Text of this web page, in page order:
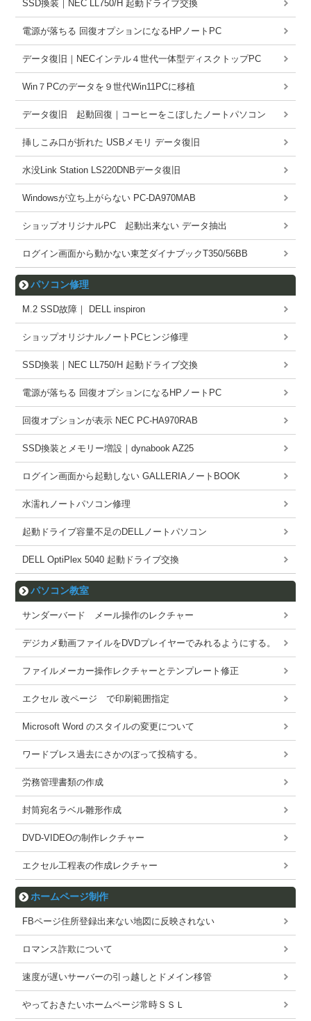
SSD換装｜NEC LL750/H 起動ドライブ交換
電源が落ちる 回復オプションになるHPノートPC
データ復旧｜NECインテル４世代一体型ディスクトップPC
Win７PCのデータを９世代Win11PCに移植
データ復旧 起動回復｜コーヒーをこぼしたノートパソコン
挿しこみ口が折れた USBメモリ データ復旧
水没Link Station LS220DNBデータ復旧
Windowsが立ち上がらない PC-DA970MAB
ショップオリジナルPC 起動出来ない データ抽出
ログイン画面から動かない東芝ダイナブックT350/56BB
パソコン修理
M.2 SSD故障｜ DELL inspiron
ショップオリジナルノートPCヒンジ修理
SSD換装｜NEC LL750/H 起動ドライブ交換
電源が落ちる 回復オプションになるHPノートPC
回復オプションが表示 NEC PC-HA970RAB
SSD換装とメモリー増設｜dynabook AZ25
ログイン画面から起動しない GALLERIAノートBOOK
水濡れノートパソコン修理
起動ドライブ容量不足のDELLノートパソコン
DELL OptiPlex 5040 起動ドライブ交換
パソコン教室
サンダーバード メール操作のレクチャー
デジカメ動画ファイルをDVDプレイヤーでみれるようにする。
ファイルメーカー操作レクチャーとテンプレート修正
エクセル 改ページ で印刷範囲指定
Microsoft Word のスタイルの変更について
ワードブレス過去にさかのぼって投稿する。
労務管理書類の作成
封筒宛名ラベル雛形作成
DVD-VIDEOの制作レクチャー
エクセル工程表の作成レクチャー
ホームページ制作
FBページ住所登録出来ない地図に反映されない
ロマンス詐欺について
速度が遅いサーバーの引っ越しとドメイン移管
やっておきたいホームページ常時ＳＳＬ